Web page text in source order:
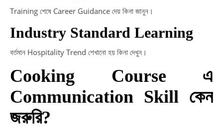
Training শেষে Career Guidance দেয় কিনা জানুন।
Industry Standard Learning
বর্তমান Hospitality Trend শেখানো হয় কিনা দেখুন।
Cooking Course এ
Communication Skill কেন
জরুরি?